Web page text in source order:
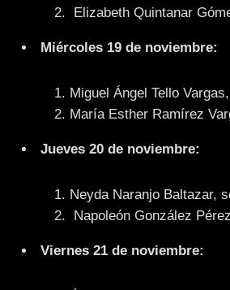
Elizabeth Quintanar
Miércoles 19 de noviembre:
Miguel Ángel Tello
María Esther Ramírez
Jueves 20 de noviembre:
Neyda Naranjo Baltazar,
Napoleón González
Viernes 21 de noviembre: